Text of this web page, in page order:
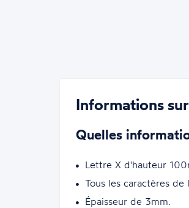
Informations
Quelles
Lettre X d'hauteur
Tous les caractères
Épaisseur de 3mm.